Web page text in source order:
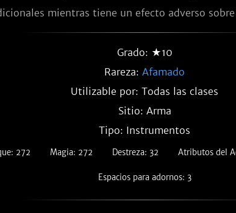
mientras tiene un efecto adverso
Grado: ★10
Rareza: Afamado
Utilizable por: Todas las clases
Sitio: Arma
Tipo: Instrumentos
272 Magia: 272 Destreza: 32 Atributos del
Espacios para adornos: 3